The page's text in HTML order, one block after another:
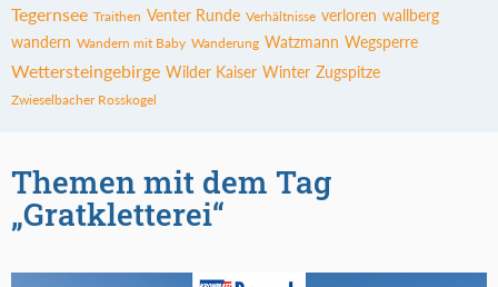
Tegernsee Traithen Venter Runde Verhältnisse verloren wallberg
wandern Wandern mit Baby Wanderung Watzmann Wegsperre
Wettersteingebirge Wilder Kaiser Winter Zugspitze
Zwieselbacher Rosskogel
Themen mit dem Tag
„Gratkletterei“